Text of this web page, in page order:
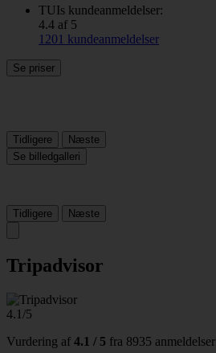
TUIs kundeanmeldelser:
4.4 af 5
1201 kundeanmeldelser
Se priser
Tidligere
Næste
Se billedgalleri
Tidligere Næste
Tripadvisor
4.1/5
Vurdering af 4.1 / 5 fra 8935 anmeldelser